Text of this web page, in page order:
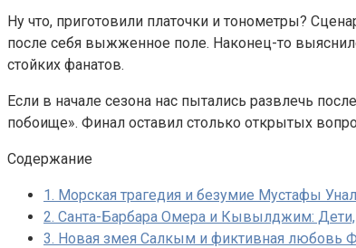
Ну что, приготовили платочки и тонометры?
после себя выжженное поле. Наконец-то
стойких фанатов.
Если в начале сезона нас пытались развлечь
побоище». Финал оставил столько открытых
Содержание
1. Морская трагедия и безумие Мустафы
2. Санта-Барбара Омера и Кывылджим:
3. Новая змея Салкым и фиктивная любовь